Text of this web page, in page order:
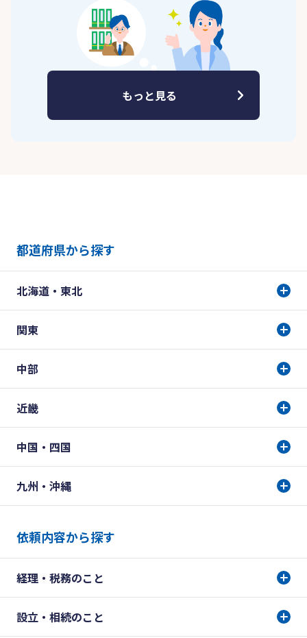
もっと見る
都道府県から探す
北海道・東北
関東
中部
近畿
中国・四国
九州・沖縄
依頼内容から探す
経理・税務のこと
設立・相続のこと